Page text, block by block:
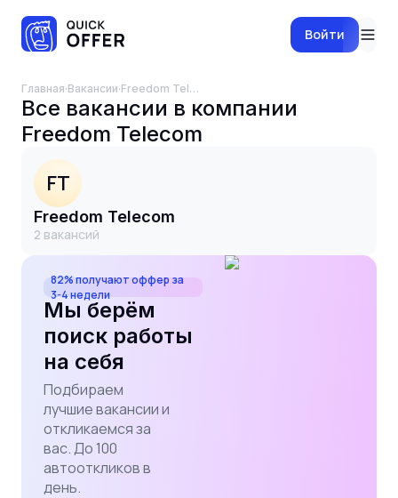
Войти
Главная·Вакансии· Freedom Telecom
Все вакансии в компании
Freedom Telecom
FT
Freedom Telecom
2 вакансий
82% получают оффер за
3-4 недели
Мы берём
поиск работы
на себя
Подбираем
лучшие вакансии и
откликаемся за
вас. До 100
автооткликов в
день.